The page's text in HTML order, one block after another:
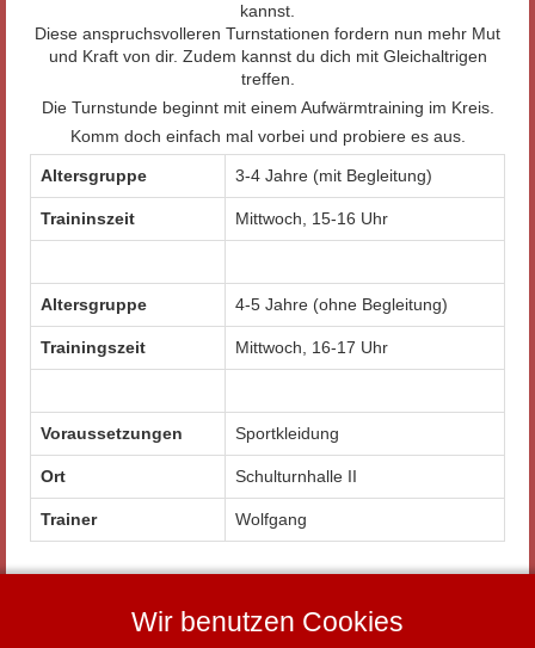
kannst.
Diese anspruchsvolleren Turnstationen fordern nun mehr Mut
und Kraft von dir. Zudem kannst du dich mit Gleichaltrigen
treffen.
Die Turnstunde beginnt mit einem Aufwärmtraining im Kreis.
Komm doch einfach mal vorbei und probiere es aus.
Altersgruppe 3-4 Jahre (mit Begleitung)
Traininszeit Mittwoch, 15-16 Uhr
Altersgruppe 4-5 Jahre (ohne Begleitung)
Trainingszeit Mittwoch, 16-17 Uhr
Voraussetzungen Sportkleidung
Ort Schulturnhalle II
Trainer Wolfgang
Wir benutzen Cookies